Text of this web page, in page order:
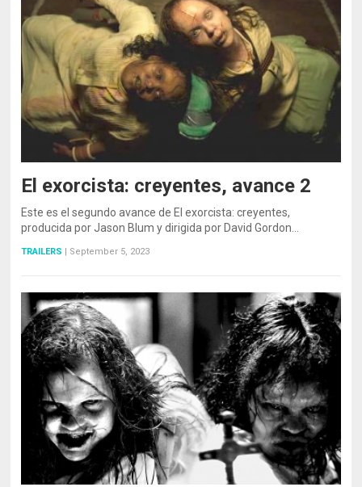
El exorcista: creyentes, avance 2
Este es el segundo avance de El exorcista: creyentes,
producida por Jason Blum y dirigida por David Gordon…
TRAILERS September 5, 2023